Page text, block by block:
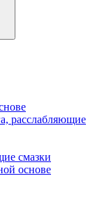
расслабляющие
смазки
основе